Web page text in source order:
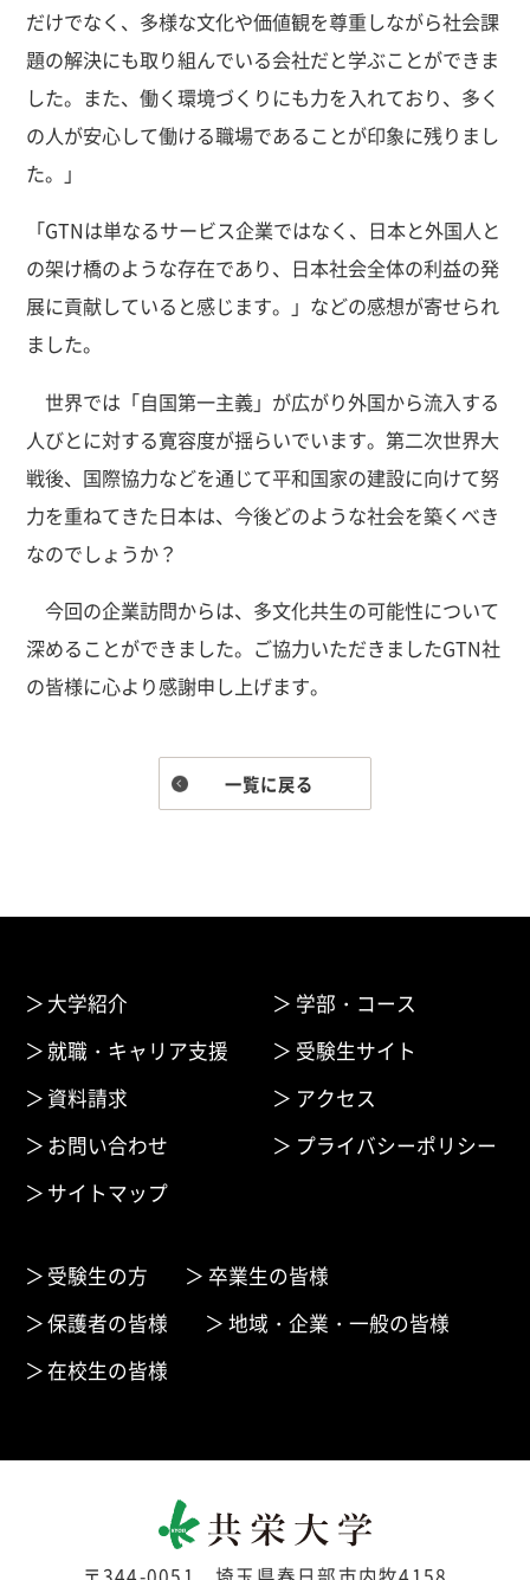
だけでなく、多様な文化や価値観を尊重しながら社会課
題の解決にも取り組んでいる会社だと学ぶことができま
した。また、働く環境づくりにも力を入れており、多く
の人が安心して働ける職場であることが印象に残りまし
た。」
「GTNは単なるサービス企業ではなく、日本と外国人と
の架け橋のような存在であり、日本社会全体の利益の発
展に貢献していると感じます。」などの感想が寄せられ
ました。
世界では「自国第一主義」が広がり外国から流入する
人びとに対する寛容度が揺らいでいます。第二次世界大
戦後、国際協力などを通じて平和国家の建設に向けて努
力を重ねてきた日本は、今後どのような社会を築くべき
なのでしょうか？
今回の企業訪問からは、多文化共生の可能性について
深めることができました。ご協力いただきましたGTN社
の皆様に心より感謝申し上げます。
一覧に戻る
大学紹介
学部・コース
就職・キャリア支援
受験生サイト
資料請求
アクセス
お問い合わせ
プライバシーポリシー
サイトマップ
受験生の方
卒業生の皆様
保護者の皆様
地域・企業・一般の皆様
在校生の皆様